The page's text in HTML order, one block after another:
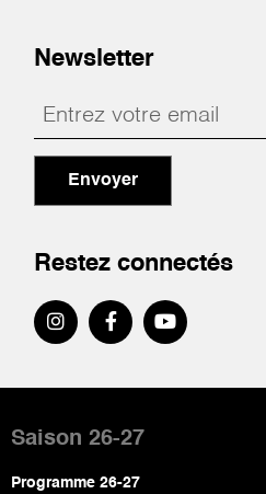
Newsletter
Envoyer
Restez connectés
de
page
Saison 26-27
Programme 26-27